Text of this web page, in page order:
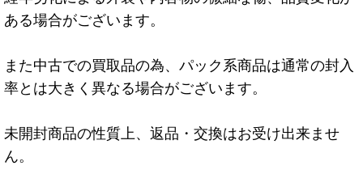
ある場合がございます。
また中古での買取品の為、パック系商品は通常の封入
率とは大きく異なる場合がございます。
未開封商品の性質上、返品・交換はお受け出来ませ
ん。